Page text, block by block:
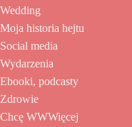
Wedding
Moja historia hejtu
Social media
Wydarzenia
Ebooki, podcasty
Zdrowie
Chcę WWWięcej